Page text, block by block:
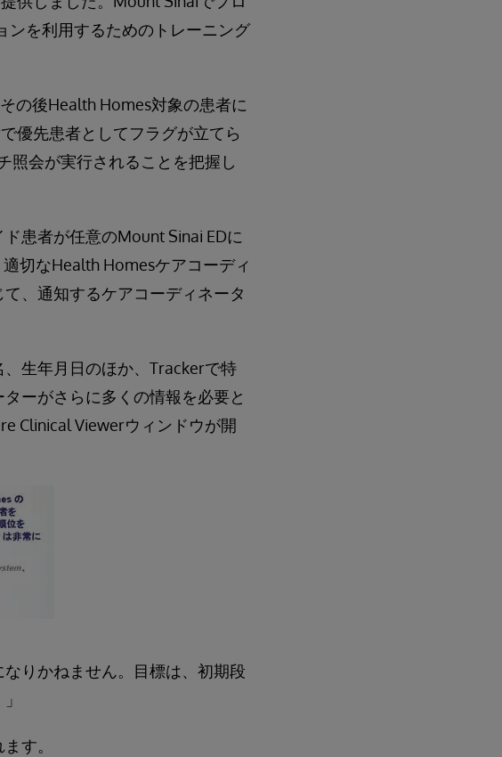
ンを利用するためのトレーニング
の後Health Homes対象の患者に
優先患者としてフラグが立てら
照会が実行されることを把握し
患者が任意のMount Sinai EDに
切なHealth Homesケアコーディ
、通知するケアコーディネータ
生年月日のほか、Trackerで特
ーがさらに多くの情報を必要と
Clinical Viewerウィンドウが開
りかねません。目標は、初期段
す。